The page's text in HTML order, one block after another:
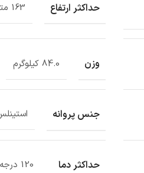
حداکثر ارتفاع 163 متر
وزن 84.0 کیلوگرم
جنس پروانه
حداکثر دما 120 درجه سانتیگراد